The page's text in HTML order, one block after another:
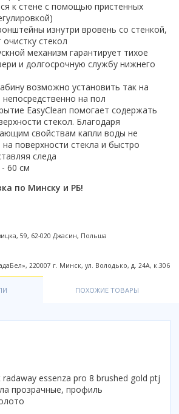
для ванн
системы
для унитазов
выпуск
смеситель
электрошвабры
давления
машины
доски
воздуходувки
полки
к стене с помощью пристенных
изнутри вровень со стенкой,
стекол
механизм гарантирует тихое
и долгосрочную службу нижнего
возможно установить так на
на пол
EasyClean помогает содержать
стекол. Благодаря
свойствам капли воды не
поверхности стекла и быстро
следа
60 см
по Минску и РБ!
59, 62-020 Джасин, Польша
220007 г. Минск, ул. Володько, д. 24А, к.306
ПОХОЖИЕ ТОВАРЫ